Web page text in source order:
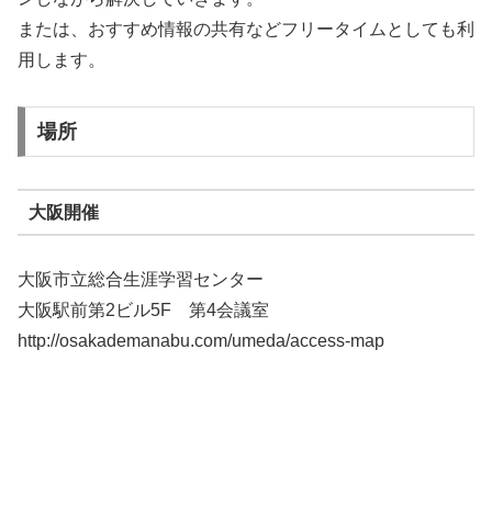
または、おすすめ情報の共有などフリータイムとしても利
用します。
場所
大阪開催
大阪市立総合生涯学習センター
大阪駅前第2ビル5F 第4会議室
http://osakademanabu.com/umeda/access-map